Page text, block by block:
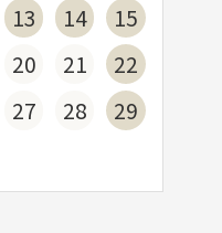
13 14
15
20 21
22
27 28
29